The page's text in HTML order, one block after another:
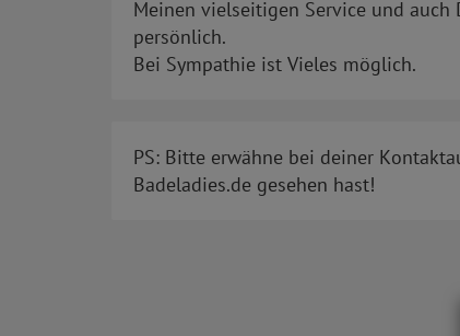
Meinen vielseitigen Service und auch
persönlich.
Bei Sympathie ist Vieles möglich.
PS: Bitte erwähne bei deiner
Badeladies.de gesehen hast!